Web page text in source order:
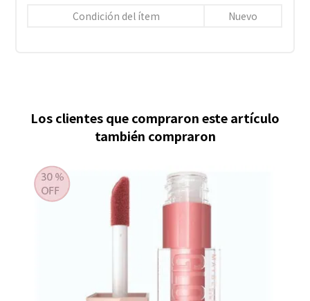
Condición del ítem Nuevo
Los clientes que compraron este artículo
también compraron